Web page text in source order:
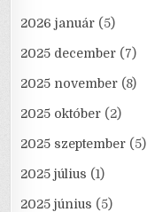
2026 január (5)
2025 december (7)
2025 november (8)
2025 október (2)
2025 szeptember (5)
2025 július (1)
2025 június (5)